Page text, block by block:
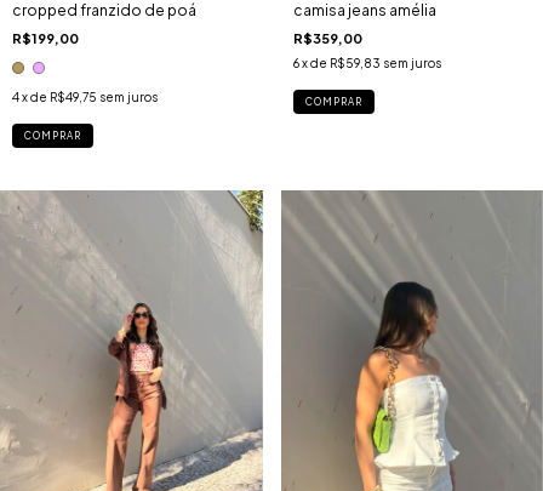
cropped franzido de poá
R$199,00
4x de R$49,75 sem juros
COMPRAR
camisa jeans amélia
R$359,00
6 x de R$59,83 sem juros
COMPRAR